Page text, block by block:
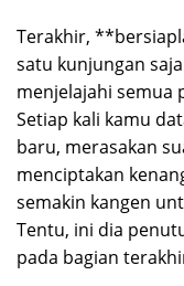
Terakhir,
satu kunjungan
menjelajahi semua
Setiap kali kamu
baru, merasakan
menciptakan
semakin kangen
Tentu, ini dia
pada bagian